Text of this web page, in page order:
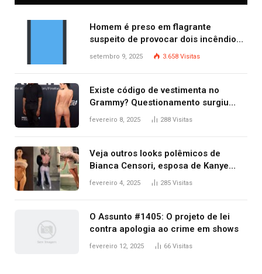
Homem é preso em flagrante
suspeito de provocar dois incêndios
criminosos no mesmo dia
setembro 9, 2025 3.658 Visitas
Existe código de vestimenta no
Grammy? Questionamento surgiu
após Bianca Censori, mulher de
fevereiro 8, 2025 288 Visitas
Veja outros looks polêmicos de
Bianca Censori, esposa de Kanye
West que apareceu nua no Grammy
fevereiro 4, 2025 285 Visitas
O Assunto #1405: O projeto de lei
contra apologia ao crime em shows
fevereiro 12, 2025 66 Visitas